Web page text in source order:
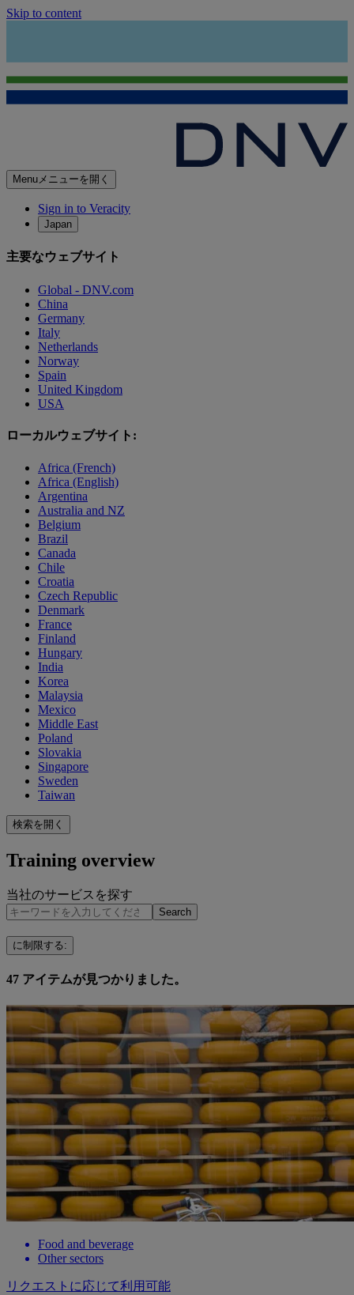
Skip to content
Menuメニューを開く
Sign in to Veracity
Japan
主要なウェブサイト
Global - DNV.com
China
Germany
Italy
Netherlands
Norway
Spain
United Kingdom
USA
ローカルウェブサイト:
Africa (French)
Africa (English)
Argentina
Australia and NZ
Belgium
Brazil
Canada
Chile
Croatia
Czech Republic
Denmark
France
Finland
Hungary
India
Korea
Malaysia
Mexico
Middle East
Poland
Slovakia
Singapore
Sweden
Taiwan
検索を開く
Training overview
当社のサービスを探す
Search
に制限する:
47 アイテムが見つかりました。
Food and beverage
Other sectors
リクエストに応じて利用可能